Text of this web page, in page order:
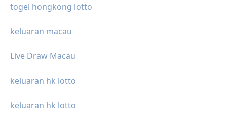
togel hongkong lotto
keluaran macau
Live Draw Macau
keluaran hk lotto
keluaran hk lotto